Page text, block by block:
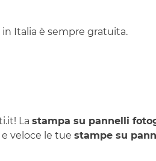
Italia è sempre gratuita.
La stampa su pannelli
veloce le tue stampe su